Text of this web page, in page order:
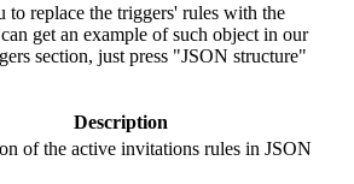
to replace the triggers' rules with the
get an example of such object in our
section, just press "JSON structure"
Description
of the active invitations rules in JSON